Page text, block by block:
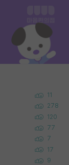
11
278
120
77
7
17
9